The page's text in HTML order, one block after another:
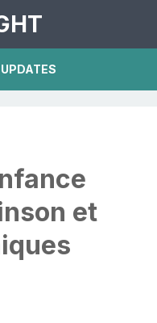
UPDATES
et